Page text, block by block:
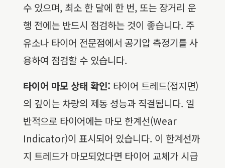
수 있으며, 최소 한 달에 한 번, 또는 장거리 운
행 전에는 반드시 점검하는 것이 좋습니다. 주
유소나 타이어 전문점에서 공기압 측정기를 사
용하여 점검할 수 있습니다.
타이어 마모 상태 확인: 타이어 트레드(접지면)
의 깊이는 차량의 제동 성능과 직결됩니다. 일
반적으로 타이어에는 마모 한계선(Wear
Indicator)이 표시되어 있습니다. 이 한계선까
지 트레드가 마모되었다면 타이어 교체가 시급